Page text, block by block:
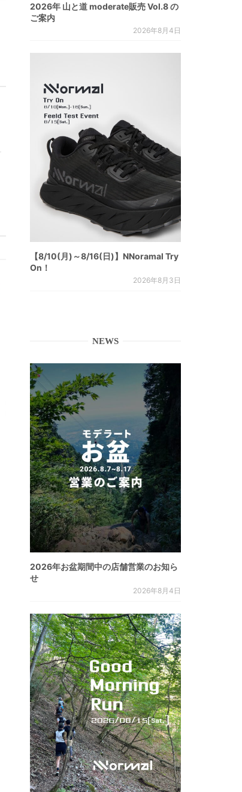
2026年 山と道 moderate販売 Vol.8 の
ご案内
2026年8月4日
【8/10(月)～8/16(日)】NNoramal Try
On！
2026年8月3日
NEWS
2026年お盆期間中の店舗営業のお知ら
せ
2026年8月4日